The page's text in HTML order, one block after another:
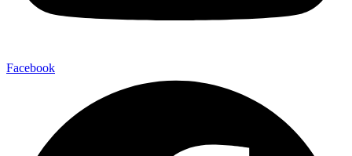
Facebook